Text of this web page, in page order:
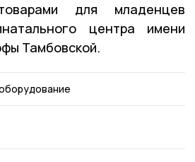
для младенцев
центра имени
Тамбовской.